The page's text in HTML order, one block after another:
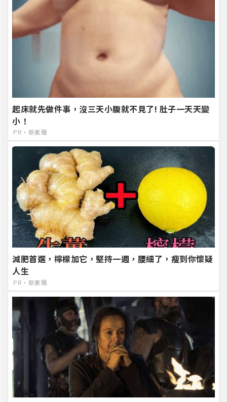
起床就先做件事，沒三天小腹就不見了! 肚子一天天變
小！
PR・新素簡
減肥首選，檸檬加它，堅持一週，腰細了，瘦到你懷疑
人生
PR・新素簡